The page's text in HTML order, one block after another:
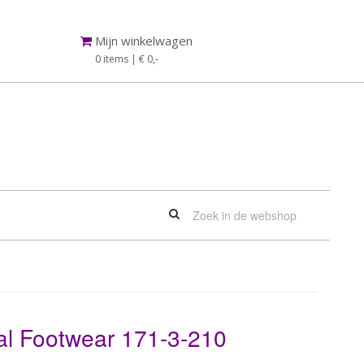
Mijn winkelwagen
0 items | € 0,-
Footwear 171-3-210